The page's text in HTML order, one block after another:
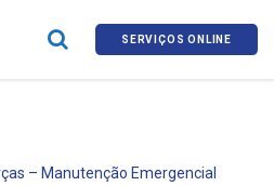
SERVIÇOS ONLINE
– Manutenção Emergencial